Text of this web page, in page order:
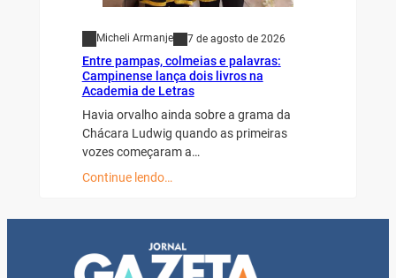
Micheli Armanje 7 de agosto de 2026
Entre pampas, colmeias e palavras:
Campinense lança dois livros na
Academia de Letras
Havia orvalho ainda sobre a grama da
Chácara Ludwig quando as primeiras
vozes começaram a…
Continue lendo…